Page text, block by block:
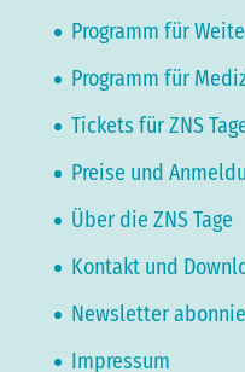
Programm für
Programm für
Tickets für ZNS
Preise und
Über die ZNS Tage
Kontakt und
Newsletter
Impressum